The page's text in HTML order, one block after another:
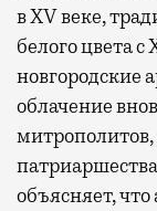
в XV веке,
белого цвета с
новгородские
облачение
митрополитов,
объясняет,